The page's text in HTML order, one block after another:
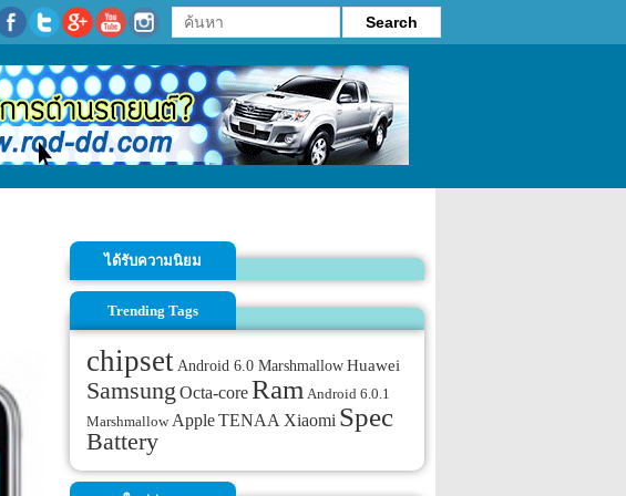
ได้รับความนิยม
Trending Tags
chipset Android 6.0 MarshmallowHuawei
Samsung Octa-coreRam Android 6.0.1
Marshmallow AppleTENAA Xiaomi Spec
Battery